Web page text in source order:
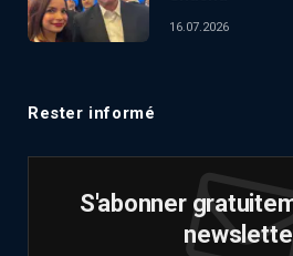
16.07.2026
Rester informé
S'abonner